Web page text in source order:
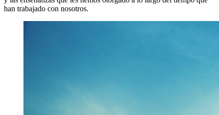
han trabajado con nosotros.